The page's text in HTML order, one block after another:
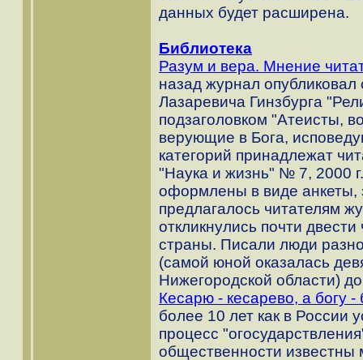
данных будет расширена.
Библиотека
Разум и вера. Мнение
назад журнал
Лазаревича Гинзбурга
подзаголовком "Атеисты,
верующие в Бога,
категорий принадлежат
"Наука и жизнь" № 7, 2000
оформлены в виде анкеты,
предлагалось читателям
откликнулись почти
страны. Писали люди
(самой юной оказалась
Нижегородской области)
Кесарю - кесарево, а богу -
более 10 лет как в России
процесс
общественности